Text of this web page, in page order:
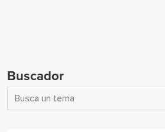
Buscador